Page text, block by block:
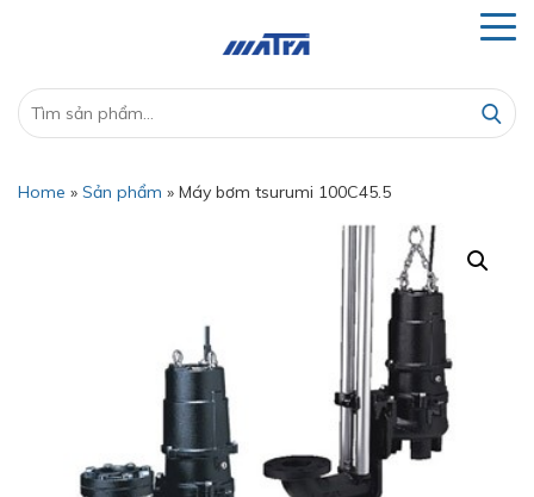
Home » Sản phẩm » Máy bơm tsurumi 100C45.5